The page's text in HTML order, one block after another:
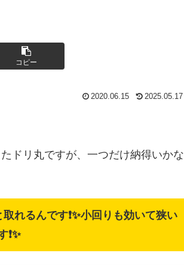
コピー
2020.06.15 2025.05.17
ドリ丸ですが、一つだけ納得いかな
れるんです❗✨小回りも効いて狭い